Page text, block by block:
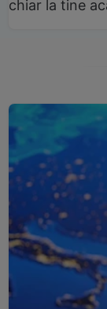
chiar la tine